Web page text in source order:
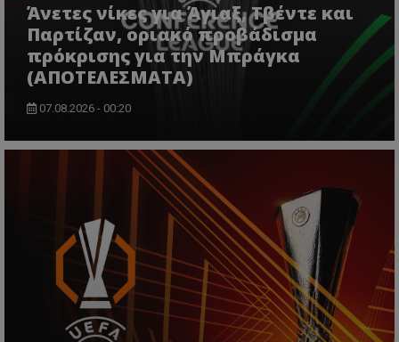
Άνετες νίκες για Άγιαξ, Τβέντε και
Παρτίζαν, οριακό προβάδισμα
πρόκρισης για την Μπράγκα
(ΑΠΟΤΕΛΕΣΜΑΤΑ)
07.08.2026 - 00:20